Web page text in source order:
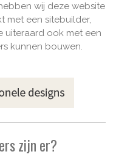
wij deze website
met een sitebuilder,
uiteraard ook met een
kunnen bouwen.
zijn er?